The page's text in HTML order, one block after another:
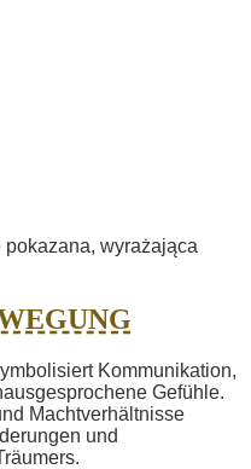
Kommunikation,
Gefühle.
Machtverhältnisse
und